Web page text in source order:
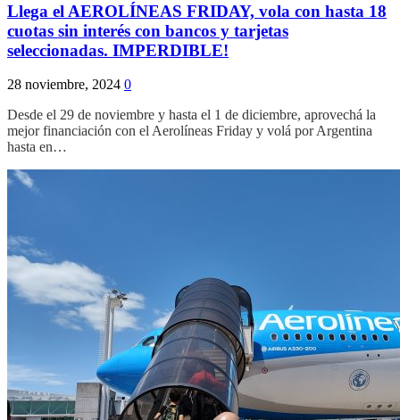
Llega el AEROLÍNEAS FRIDAY, vola con hasta 18
cuotas sin interés con bancos y tarjetas
seleccionadas. IMPERDIBLE!
28 noviembre, 2024 0
Desde el 29 de noviembre y hasta el 1 de diciembre, aprovechá la
mejor financiación con el Aerolíneas Friday y volá por Argentina
hasta en…